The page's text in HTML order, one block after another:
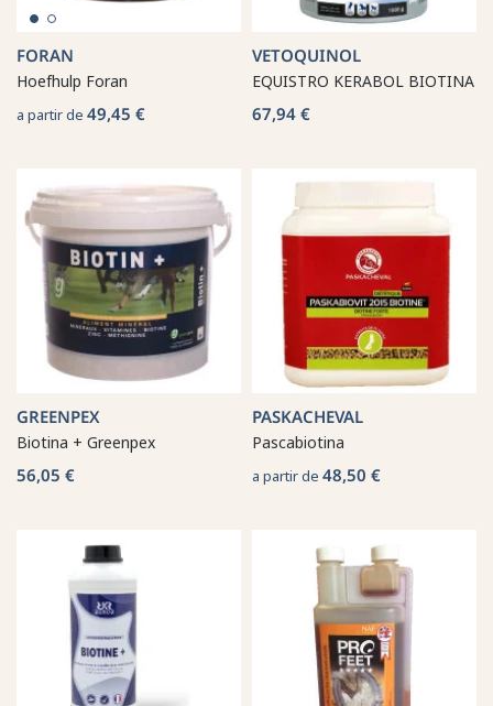
FORAN
Hoefhulp Foran
a partir de 49,45 €
VETOQUINOL
EQUISTRO KERABOL BIOTINA
67,94 €
GREENPEX
Biotina + Greenpex
56,05 €
PASKACHEVAL
Pascabiotina
a partir de 48,50 €